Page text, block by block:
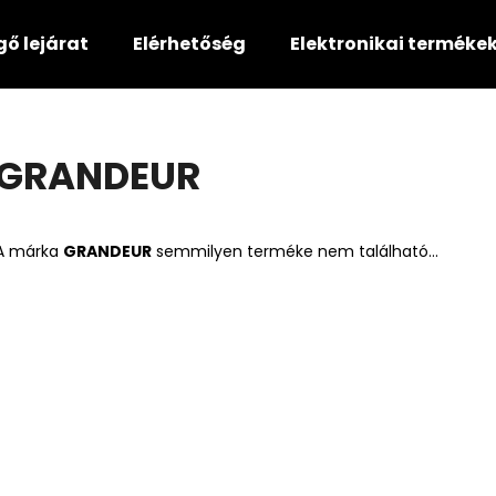
lejárat Elérhetőség Elektronikai
márka GRANDEUR semmilyen terméke nem található...